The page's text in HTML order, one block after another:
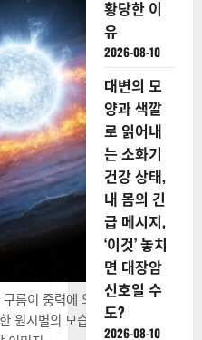
름이 중력에 의해 뭉쳐지며
원시별의 모습을 포착했다. ※AI
황당한 이
유
2026-08-10
대변의 모
양과 색깔
로 읽어내
는 소화기
건강 상태,
내 몸의 긴
급 메시지,
‘이것’ 놓치
면 대장암
신호일 수
도?
2026-08-10